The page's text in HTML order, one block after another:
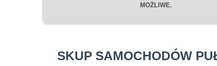
MOŻLIWE.
SKUP SAMOCHODÓW